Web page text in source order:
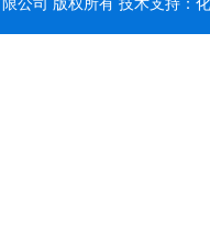
公司 版权所有 技术支持：